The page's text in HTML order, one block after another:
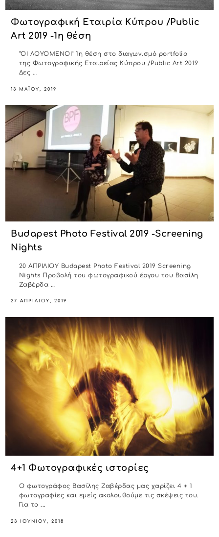
Φωτογραφική Εταιρία Κύπρου /Public
Art 2019 -1η θέση
“ΟΙ ΛΟΥΟΜΕΝΟΙ” 1η θέση στο διαγωνισμό portfolio
της Φωτογραφικής Εταιρείας Κύπρου /Public Art 2019
Δες ...
13 ΜΑΪ́ΟΥ, 2019
Budapest Photo Festival 2019 -Screening
Nights
20 ΑΠΡΙΛΙΟΥ Budapest Photo Festival 2019 Screening
Nights Προβολή του φωτογραφικού έργου του Βασίλη
Ζαβέρδα ...
27 ΑΠΡΙΛΊΟΥ, 2019
4+1 Φωτογραφικές ιστορίες
O φωτογράφος Βασίλης Ζαβέρδας μας χαρίζει 4 + 1
φωτογραφίες και εμείς ακολουθούμε τις σκέψεις του.
Για το ...
23 ΙΟΥΝΊΟΥ, 2018